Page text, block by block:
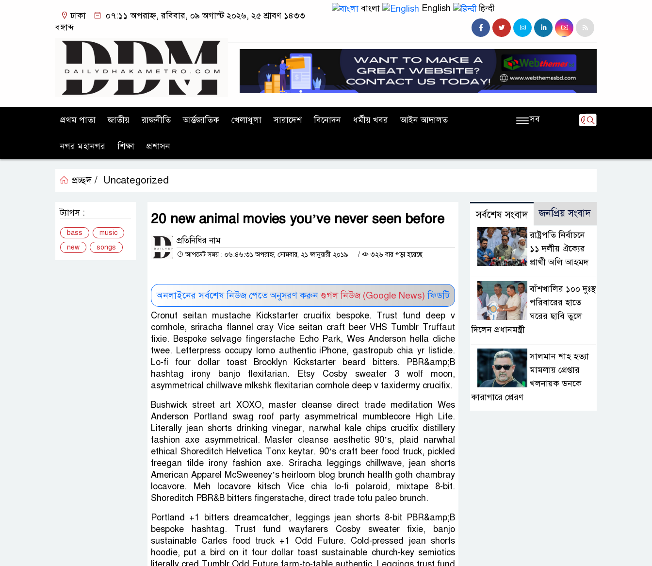
ঢাকা
০৭:১১ অপরাহ্ন, রবিবার, ০৯ অগাস্ট ২০২৬, ২৫ শ্রাবণ ১৪৩৩
বঙ্গাব্দ
বাংলা English हिन्दी
প্রথম পাতা জাতীয় রাজনীতি আর্ন্তজাতিক খেলাধুলা সারাদেশ বিনোদন ধর্মীয় খবর আইন আদালত
নগর মহানগর শিক্ষা প্রশাসন
সব
প্রচ্ছদ / Uncategorized
20 new animal movies you’ve never seen before
প্রতিনিধির নাম
আপডেট সময় : ০৬:৪৬:৩১ অপরাহ্ন, সোমবার, ২১ জানুয়ারী ২০১৯ / ৩২৬ বার পড়া হয়েছে
অনলাইনের সর্বশেষ নিউজ পেতে অনুসরণ করুন গুগল নিউজ (Google News) ফিডটি
Cronut seitan mustache Kickstarter crucifix bespoke. Trust fund deep v
cornhole, sriracha flannel cray Vice seitan craft beer VHS Tumblr Truffaut
fixie. Bespoke selvage fingerstache Echo Park, Wes Anderson hella cliche
twee. Letterpress occupy lomo authentic iPhone, gastropub chia yr listicle.
Lo-fi four dollar toast Brooklyn Kickstarter beard bitters. PBR&amp;B
hashtag irony banjo flexitarian. Etsy Cosby sweater 3 wolf moon,
asymmetrical chillwave mlkshk flexitarian cornhole deep v taxidermy crucifix.
Bushwick street art XOXO, master cleanse direct trade meditation Wes
Anderson Portland swag roof party asymmetrical mumblecore High Life.
Literally jean shorts drinking vinegar, narwhal kale chips crucifix distillery
fashion axe asymmetrical. Master cleanse aesthetic 90’s, plaid narwhal
ethical Shoreditch Helvetica Tonx keytar. 90’s craft beer food truck, pickled
freegan tilde irony fashion axe. Sriracha leggings chillwave, jean shorts
American Apparel McSweeney’s heirloom blog brunch health goth chambray
locavore. Meh locavore kitsch Vice chia lo-fi polaroid, mixtape 8-bit.
Shoreditch PBR&B bitters fingerstache, direct trade tofu paleo brunch.
Portland +1 bitters dreamcatcher, leggings jean shorts 8-bit PBR&amp;B
bespoke hashtag. Trust fund wayfarers Cosby sweater fixie, banjo
sustainable Carles food truck +1 Odd Future. Cold-pressed jean shorts
hoodie, put a bird on it four dollar toast sustainable church-key semiotics
ট্যাগস :
bass
music
new
songs
সর্বশেষ সংবাদ জনপ্রিয় সংবাদ
রাষ্ট্রপতি নির্বাচনে
১১ দলীয় ঐক্যের
প্রার্থী অলি আহমদ
বাঁশখালির ১০০ দুঃস্থ
পরিবারের হাতে
ঘরের ছাবি তুলে
দিলেন প্রধানমন্ত্রী
সালমান শাহ হত্যা
মামলায় গ্রেপ্তার
খলনায়ক ডনকে
কারাগারে প্রেরণ